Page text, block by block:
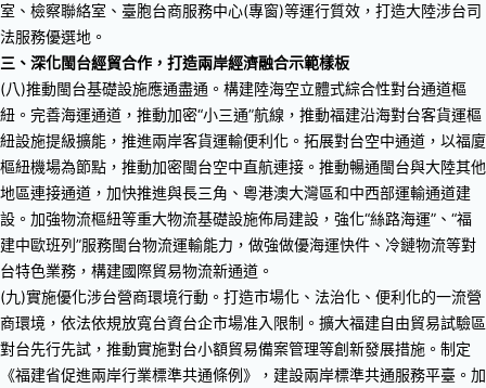
室、檢察聯絡室、臺胞台商服務中心(專窗)等運行質效，打造大陸涉台司
法服務優選地。
三、深化閩台經貿合作，打造兩岸經濟融合示範樣板
(八)推動閩台基礎設施應通盡通。構建陸海空立體式綜合性對台通道樞
紐。完善海運通道，推動加密“小三通”航線，推動福建沿海對台客貨運樞
紐設施提級擴能，推進兩岸客貨運輸便利化。拓展對台空中通道，以福廈
樞紐機場為節點，推動加密閩台空中直航連接。推動暢通閩台與大陸其他
地區連接通道，加快推進與長三角、粵港澳大灣區和中西部運輸通道建
設。加強物流樞紐等重大物流基礎設施佈局建設，強化“絲路海運”、“福
建中歐班列”服務閩台物流運輸能力，做強做優海運快件、冷鏈物流等對
台特色業務，構建國際貿易物流新通道。
(九)實施優化涉台營商環境行動。打造市場化、法治化、便利化的一流營
商環境，依法依規放寬台資台企市場准入限制。擴大福建自由貿易試驗區
對台先行先試，推動實施對台小額貿易備案管理等創新發展措施。制定
《福建省促進兩岸行業標準共通條例》，建設兩岸標準共通服務平臺。加